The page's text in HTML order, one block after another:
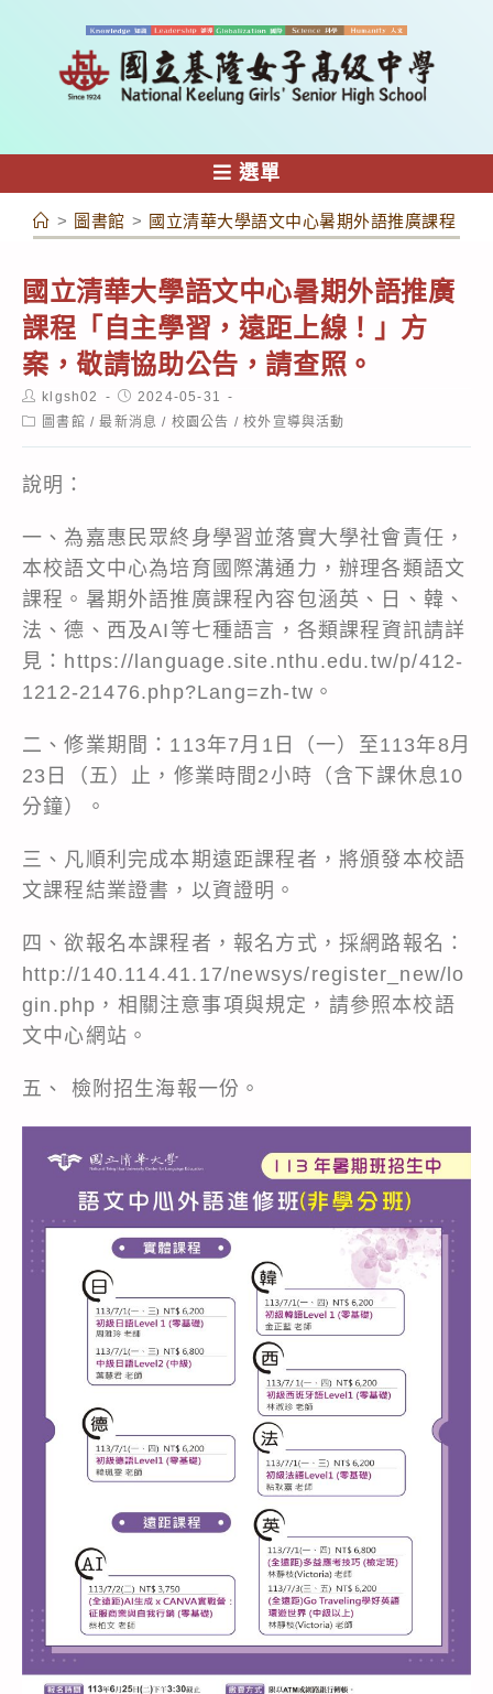
容
選單
> 圖書館 > 國立清華大學語文中心暑期外語推廣課程「
國立清華大學語文中心暑期外語推廣
課程「自主學習，遠距上線！」方
案，敬請協助公告，請查照。
Post
author:
klgsh02
Post
published:
2024-05-31
Post圖書館 / 最新消息 / 校園公告 / 校外宣導與活動
說明：
一、為嘉惠民眾終身學習並落實大學社會責任，
本校語文中心為培育國際溝通力，辦理各類語文
課程。暑期外語推廣課程內容包涵英、日、韓、
法、德、西及AI等七種語言，各類課程資訊請詳
見：https://language.site.nthu.edu.tw/p/412-
1212-21476.php?Lang=zh-tw。
二、修業期間：113年7月1日（一）至113年8月
23日（五）止，修業時間2小時（含下課休息10
分鐘）。
三、凡順利完成本期遠距課程者，將頒發本校語
文課程結業證書，以資證明。
四、欲報名本課程者，報名方式，採網路報名：
http://140.114.41.17/newsys/register_new/lo
gin.php，相關注意事項與規定，請參照本校語
文中心網站。
五、 檢附招生海報一份。